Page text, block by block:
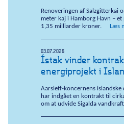
Renoveringen af Salzgitterkai
meter kaj i Hamborg Havn –
1,35 milliarder kroner.
Læs
03.07.2026
Ístak vinder
energiprojekt i
Aarsleff-koncernens islandske
har indgået en kontrakt til
om at udvide Sigalda